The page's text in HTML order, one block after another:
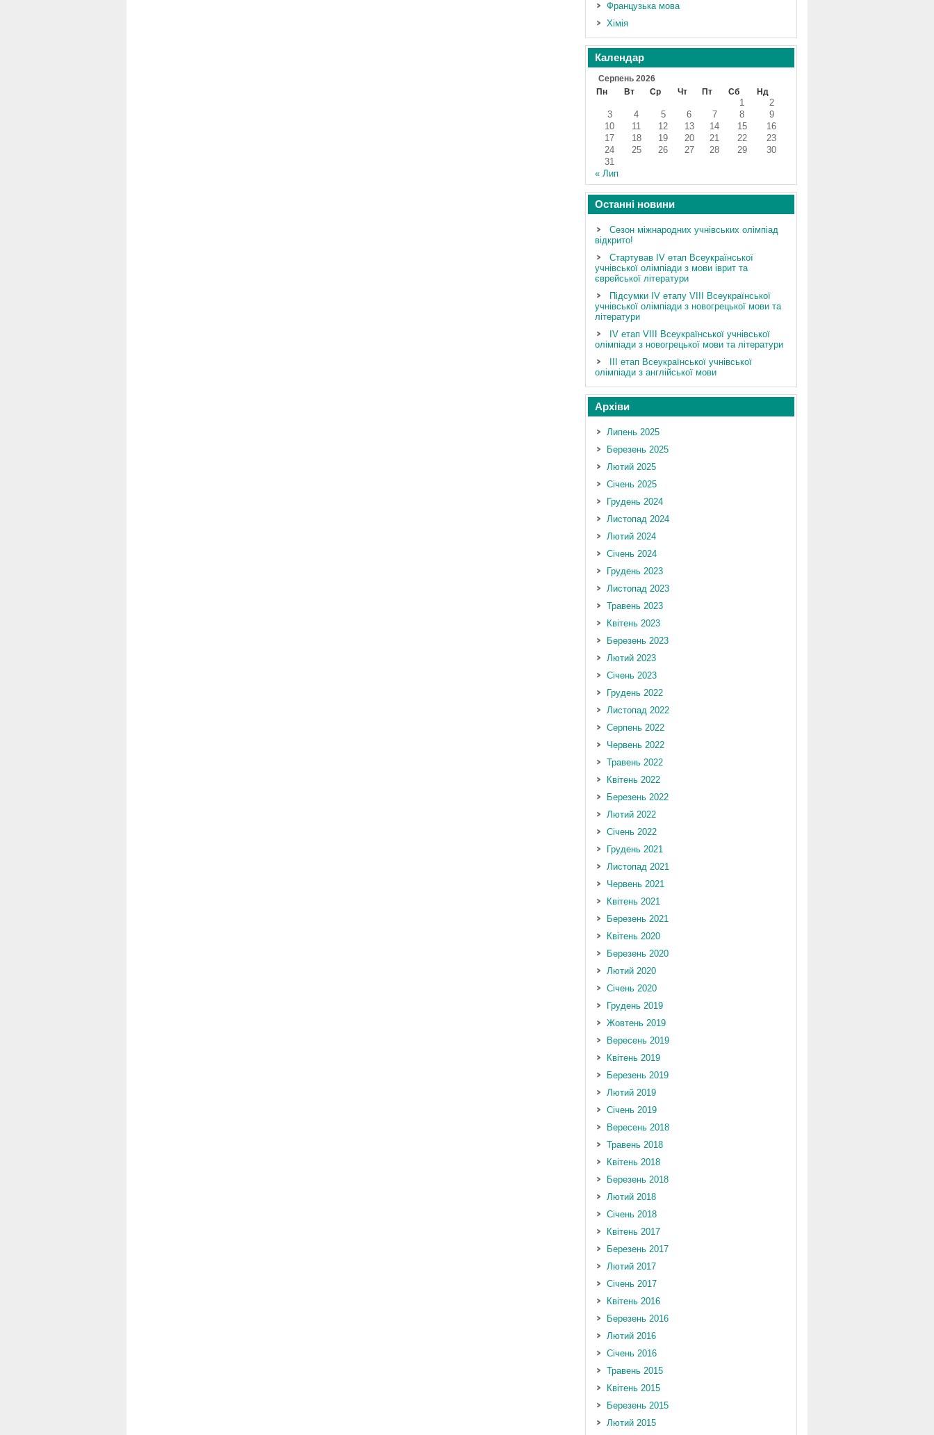
Французька мова
Хімія
Календар
Серпень 2026
Пн
Вт Ср Чт Пт Сб Нд
1
2
3
4 5 6 7 8
9
10
11 12 13 14 15
16
17
18 19 20 21 22
23
24
25 26 27 28 29
30
31
« Лип
Останні новини
Сезон міжнародних учнівських олімпіад
відкрито!
Стартував ІV етап Всеукраїнської
учнівської олімпіади з мови іврит та
єврейської літератури
Підсумки IV етапу VIII Всеукраїнської
учнівської олімпіади з новогрецької мови та
літератури
ІV етап VIII Всеукраїнської учнівської
олімпіади з новогрецької мови та літератури
III етап Всеукраїнської учнівської
олімпіади з англійської мови
Архіви
Липень 2025
Березень 2025
Лютий 2025
Січень 2025
Грудень 2024
Листопад 2024
Лютий 2024
Січень 2024
Грудень 2023
Листопад 2023
Травень 2023
Квітень 2023
Березень 2023
Лютий 2023
Січень 2023
Грудень 2022
Листопад 2022
Серпень 2022
Червень 2022
Травень 2022
Квітень 2022
Березень 2022
Лютий 2022
Січень 2022
Грудень 2021
Листопад 2021
Червень 2021
Квітень 2021
Березень 2021
Квітень 2020
Березень 2020
Лютий 2020
Січень 2020
Грудень 2019
Жовтень 2019
Вересень 2019
Квітень 2019
Березень 2019
Лютий 2019
Січень 2019
Вересень 2018
Травень 2018
Квітень 2018
Березень 2018
Лютий 2018
Січень 2018
Квітень 2017
Березень 2017
Лютий 2017
Січень 2017
Квітень 2016
Березень 2016
Лютий 2016
Січень 2016
Травень 2015
Квітень 2015
Березень 2015
Лютий 2015